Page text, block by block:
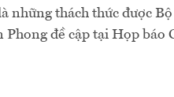
thách thức được
đề cập tại Họp báo